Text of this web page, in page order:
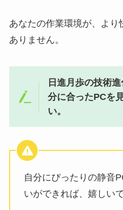
あなたの作業環境が、より
ありません。
日進月歩の技術
分に合ったPCを
い。
自分にぴったりの静音
いができれば、嬉しいで